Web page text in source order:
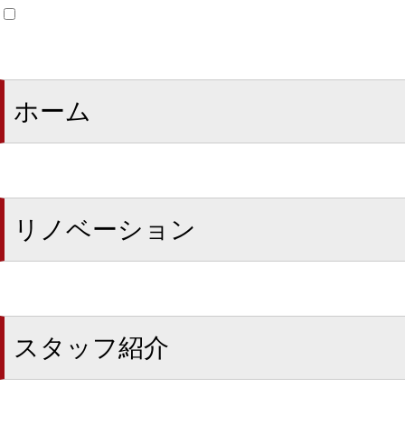
ホーム
リノベーション
スタッフ紹介